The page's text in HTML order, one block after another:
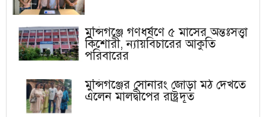
মুন্সিগঞ্জে গণধর্ষণে ৫ মাসের অন্তঃসত্ত্বা
কিশোরী, ন্যায়বিচারের আকুতি
পরিবারের
মুন্সিগঞ্জের সোনারং জোড়া মঠ দেখতে
এলেন মালদ্বীপের রাষ্ট্রদূত